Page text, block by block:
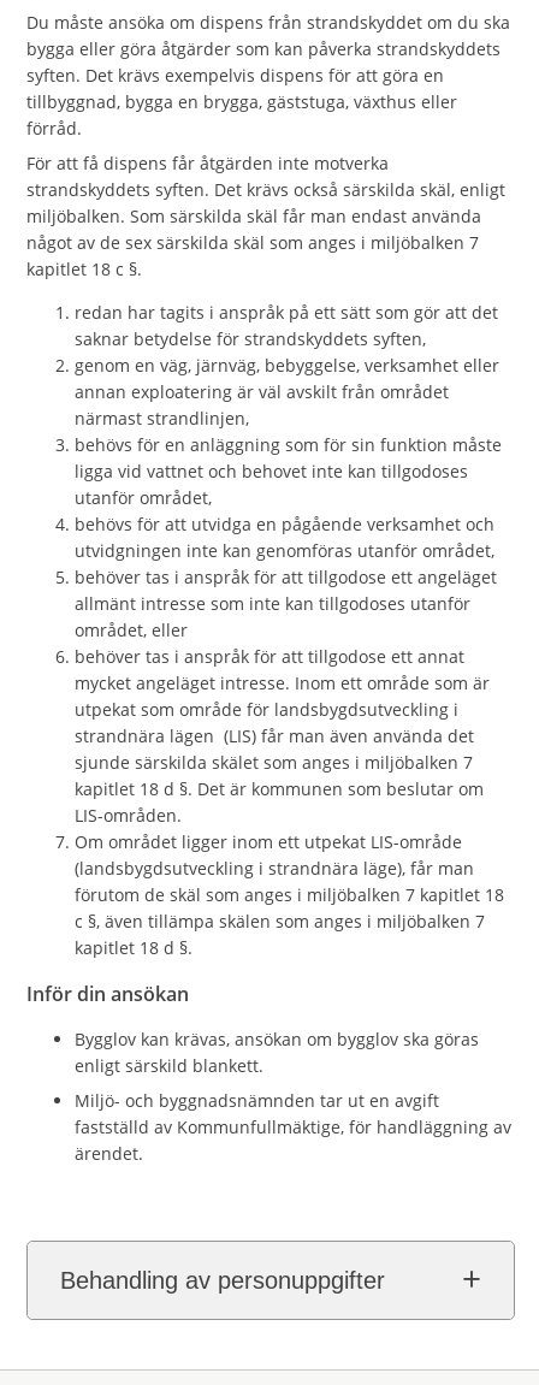
Du måste ansöka om dispens från strandskyddet om du ska
bygga eller göra åtgärder som kan påverka strandskyddets
syften. Det krävs exempelvis dispens för att göra en
tillbyggnad, bygga en brygga, gäststuga, växthus eller
förråd.
För att få dispens får åtgärden inte motverka
strandskyddets syften. Det krävs också särskilda skäl, enligt
miljöbalken. Som särskilda skäl får man endast använda
något av de sex särskilda skäl som anges i miljöbalken 7
kapitlet 18 c §.
redan har tagits i anspråk på ett sätt som gör att det
saknar betydelse för strandskyddets syften,
genom en väg, järnväg, bebyggelse, verksamhet eller
annan exploatering är väl avskilt från området
närmast strandlinjen,
behövs för en anläggning som för sin funktion måste
ligga vid vattnet och behovet inte kan tillgodoses
utanför området,
behövs för att utvidga en pågående verksamhet och
utvidgningen inte kan genomföras utanför området,
behöver tas i anspråk för att tillgodose ett angeläget
allmänt intresse som inte kan tillgodoses utanför
området, eller
behöver tas i anspråk för att tillgodose ett annat
mycket angeläget intresse. Inom ett område som är
utpekat som område för landsbygdsutveckling i
strandnära lägen (LIS) får man även använda det
sjunde särskilda skälet som anges i miljöbalken 7
kapitlet 18 d §. Det är kommunen som beslutar om
LIS-områden.
Om området ligger inom ett utpekat LIS-område
(landsbygdsutveckling i strandnära läge), får man
förutom de skäl som anges i miljöbalken 7 kapitlet 18
c §, även tillämpa skälen som anges i miljöbalken 7
kapitlet 18 d §.
Inför din ansökan
Bygglov kan krävas, ansökan om bygglov ska göras
enligt särskild blankett.
Miljö- och byggnadsnämnden tar ut en avgift
fastställd av Kommunfullmäktige, för handläggning av
ärendet.
Behandling av personuppgifter